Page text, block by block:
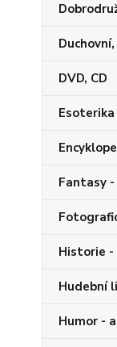
DVD, CD
Fantasy
Historie
Hudební
Humor -